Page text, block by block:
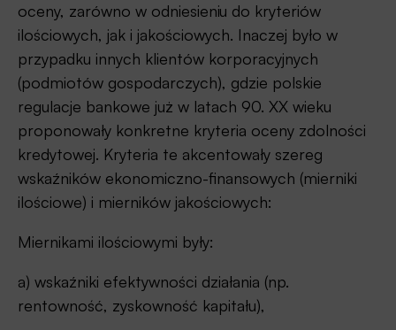
oceny, zarówno w odniesieniu do kryteriów
ilościowych, jak i jakościowych. Inaczej było w
przypadku innych klientów korporacyjnych
(podmiotów gospodarczych), gdzie polskie
regulacje bankowe już w latach 90. XX wieku
proponowały konkretne kryteria oceny zdolności
kredytowej. Kryteria te akcentowały szereg
wskaźników ekonomiczno-finansowych (mierniki
ilościowe) i mierników jakościowych:
Miernikami ilościowymi były:
a) wskaźniki efektywności działania (np.
rentowność, zyskowność kapitału),